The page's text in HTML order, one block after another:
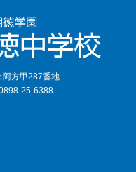
方甲287番地
25-6388